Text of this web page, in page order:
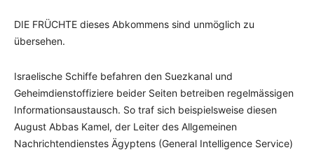
DIE FRÜCHTE dieses Abkommens sind unmöglich zu
übersehen.
Israelische Schiffe befahren den Suezkanal und
Geheimdienstoffiziere beider Seiten betreiben regelmässigen
Informationsaustausch. So traf sich beispielsweise diesen
August Abbas Kamel, der Leiter des Allgemeinen
Nachrichtendienstes Ägyptens (General Intelligence Service)